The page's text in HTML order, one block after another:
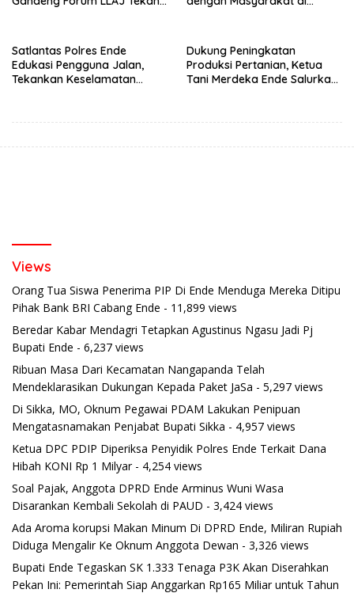
Satlantas Polres Ende
Edukasi Pengguna Jalan,
Tekankan Keselamatan
Dukung Peningkatan
Produksi Pertanian, Ketua
Tani Merdeka Ende Salurkan
Views
Orang Tua Siswa Penerima PIP Di Ende Menduga Mereka Ditipu
Pihak Bank BRI Cabang Ende - 11,899 views
Beredar Kabar Mendagri Tetapkan Agustinus Ngasu Jadi Pj
Bupati Ende - 6,237 views
Ribuan Masa Dari Kecamatan Nangapanda Telah
Mendeklarasikan Dukungan Kepada Paket JaSa - 5,297 views
Di Sikka, MO, Oknum Pegawai PDAM Lakukan Penipuan
Mengatasnamakan Penjabat Bupati Sikka - 4,957 views
Ketua DPC PDIP Diperiksa Penyidik Polres Ende Terkait Dana
Hibah KONI Rp 1 Milyar- 4,254 views
Soal Pajak, Anggota DPRD Ende Arminus Wuni Wasa
Disarankan Kembali Sekolah di PAUD - 3,424 views
Ada Aroma korupsi Makan Minum Di DPRD Ende, Miliran Rupiah
Diduga Mengalir Ke Oknum Anggota Dewan - 3,326 views
Bupati Ende Tegaskan SK 1.333 Tenaga P3K Akan Diserahkan
Pekan Ini: Pemerintah Siap Anggarkan Rp165 Miliar untuk Tahun